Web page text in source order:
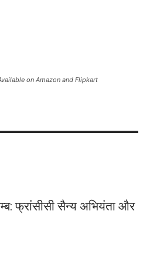
on Amazon and Flipkart
फ्रांसीसी सैन्य अभियंता और